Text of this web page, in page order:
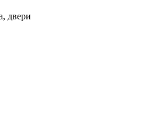
двери